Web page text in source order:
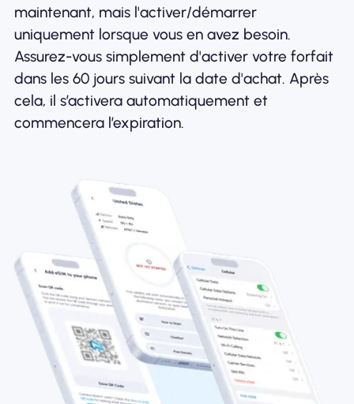
maintenant, mais l'activer/démarrer
uniquement lorsque vous en avez besoin.
Assurez-vous simplement d'activer votre forfait
dans les 60 jours suivant la date d'achat. Après
cela, il s’activera automatiquement et
commencera l’expiration.